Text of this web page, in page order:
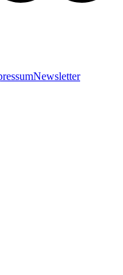
Newsletter